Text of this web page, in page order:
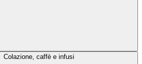
Colazione, caffè e infusi